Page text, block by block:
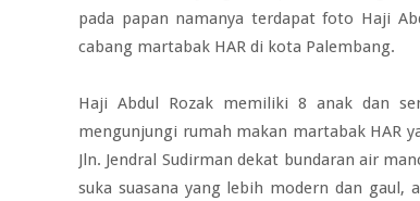
pada papan namanya terdapat foto Haji
cabang martabak HAR di kota Palembang.
Haji Abdul Rozak memiliki 8 anak dan
mengunjungi rumah makan martabak HAR
Jln. Jendral Sudirman dekat bundaran air
suka suasana yang lebih modern dan gaul,